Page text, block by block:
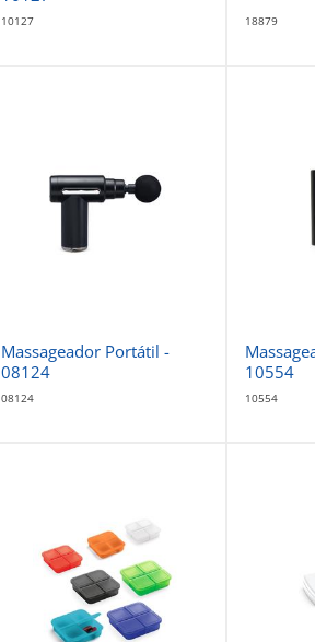
10127 18879
Massageador Portátil -
08124
08124
10554
10554